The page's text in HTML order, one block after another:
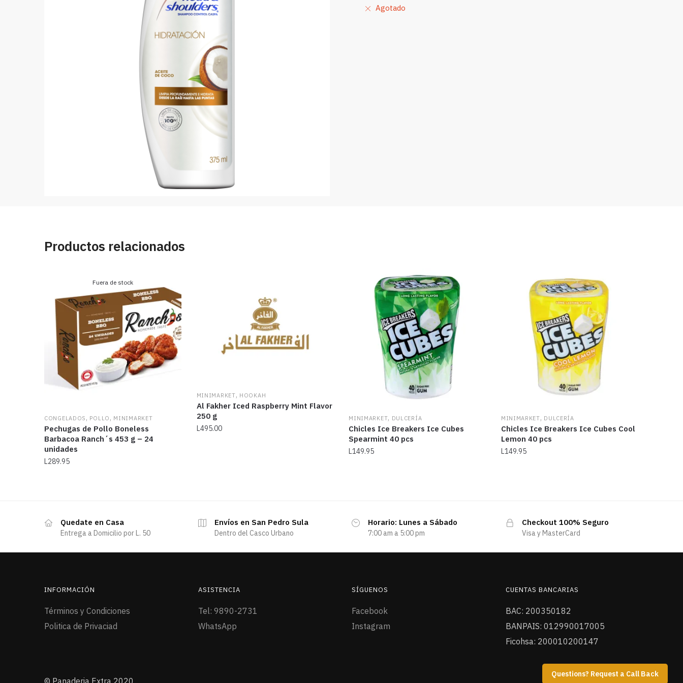
Agotado
Questions? Request a Call Back
Productos relacionados
Fuera de stock
CONGELADOS , POLLO , MINIMARKET
Pechugas de Pollo Boneless
Barbacoa Ranch´s 453 g – 24
unidades
L289.95
MINIMARKET, HOOKAH
Al Fakher Iced Raspberry Mint Flavor
250 g
L495.00
MINIMARKET, DULCERÍA
Chicles Ice Breakers Ice Cubes
Spearmint 40 pcs
L149.95
MINIMARKET, DULCERÍA
Chicles Ice Breakers Ice Cubes Cool
Lemon 40 pcs
L149.95
Quedate en Casa
Entrega a Domicilio por L. 50
Envíos en San Pedro Sula
Dentro del Casco Urbano
Horario: Lunes a Sábado
7:00 am a 5:00 pm
Checkout 100% Seguro
Visa y MasterCard
INFORMACIÓN
Términos y Condiciones
Politica de Privaciad
ASISTENCIA
Tel: 9890-2731
WhatsApp
SÍGUENOS
Facebook
Instagram
CUENTAS BANCARIAS
BAC: 200350182
BANPAIS: 012990017005
Ficohsa: 200010200147
© Panaderia Extra 2020